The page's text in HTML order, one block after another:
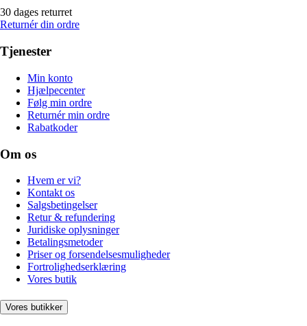
30 dages returret
Returnér din ordre
Tjenester
Min konto
Hjælpecenter
Følg min ordre
Returnér min ordre
Rabatkoder
Om os
Hvem er vi?
Kontakt os
Salgsbetingelser
Retur & refundering
Juridiske oplysninger
Betalingsmetoder
Priser og forsendelsesmuligheder
Fortrolighedserklæring
Vores butik
Vores butikker